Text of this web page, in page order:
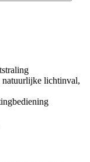
natuurlijke lichtinval,